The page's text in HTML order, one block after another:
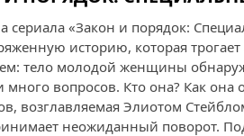
сериала «Закон и порядок:
историю, которая
тело молодой женщины
много вопросов. Кто она? Как она
возглавляемая Элиотом
неожиданный поворот.